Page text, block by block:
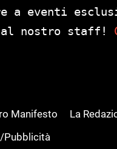
a eventi
al nostro staff!
Manifesto
La
Pubblicità